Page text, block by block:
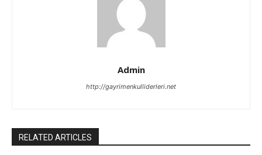
Admin
http://gayrimenkulliderleri.net
RELATED ARTICLES